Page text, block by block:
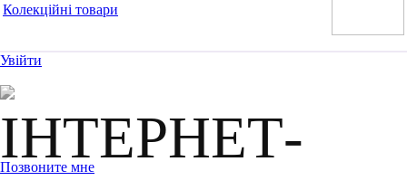
Колекційні товари
Увійти
Позвоните мне